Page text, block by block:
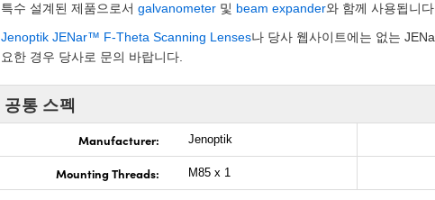
특수 설계된 제품으로서 galvanometer 및 beam expander와 함께 사용됩니
Jenoptik JENar™ F-Theta Scanning Lenses나 당사 웹사이트에는 없는
요한 경우 당사로 문의 바랍니다.
공통 스펙
Manufacturer: Jenoptik
Mounting Threads: M85 x 1